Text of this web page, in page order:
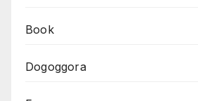
Book
Dogoggora